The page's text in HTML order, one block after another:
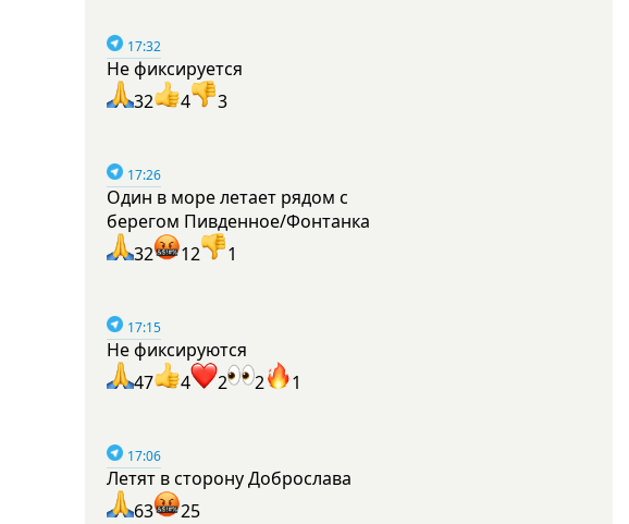
17:32
Не фиксируется
32
4 3
17:26
Один в море летает рядом с
берегом Пивденное/Фонтанка
32
12 1
17:15
Не фиксируются
47
4 2 2 1
17:06
Летят в сторону Доброслава
63
25